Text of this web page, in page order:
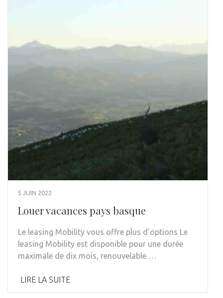
5 JUIN 2022
Louer vacances pays basque
Le leasing Mobility vous offre plus d’options Le
leasing Mobility est disponible pour une durée
maximale de dix mois, renouvelable …
LIRE LA SUITE